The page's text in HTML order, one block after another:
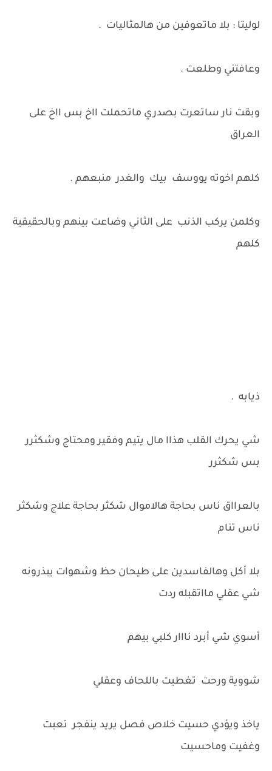
لوليتا : بلا ماتعوفين من هالمثاليات .
وعافتني وطلعت .
وبقت نار ساتعرت بصدري ماتحملت ااخ بس ااخ على
العراق
كلهم اخوته يووسف بيك والغدر منبعهم .
وكلمن يركب الذنب على الثاني وضاعت بينهم وبالحقيقية
كلهم
ذيابه .
شي يحرك القلب هذاا مال يتيم وفقير ومحتاج وشكثرر
بس شكثرر
بالعرااق ناس بحاجة هالاموال شكثر بحاجة علاج وشكثر
ناس تنام
بلا أكل وهالفاسدين على طيحان حظ وشهوات يبذرونه
شي عقلي مااتقبله ردت
أسوي شي أبرد نااار كلبي بيهم
شووية ورحت تغطيت باللحاف وعقلي
ياخذ ويؤدي حسيت خلاص فصل يريد ينفجر تعبت
وغفيت وماحسيت